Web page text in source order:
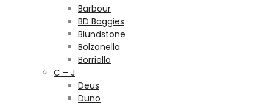
Barbour
BD Baggies
Blundstone
Bolzonella
Borriello
C – J
Deus
Duno